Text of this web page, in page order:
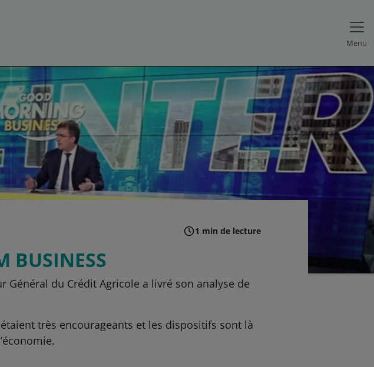
Menu
1 min de lecture
BUSINESS
Général du Crédit Agricole a livré son analyse de
très encourageants et les dispositifs sont là